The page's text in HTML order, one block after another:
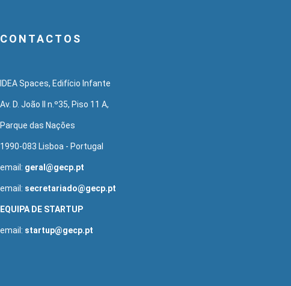
CONTACTOS
IDEA Spaces, Edifício Infante
Av. D. João II n.º35, Piso 11 A,
Parque das Nações
1990-083 Lisboa - Portugal
email: geral@gecp.pt
email: secretariado@gecp.pt
EQUIPA DE STARTUP
email: startup@gecp.pt